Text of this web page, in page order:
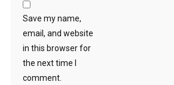
Save my name,
email, and website
in this browser for
the next time I
comment.